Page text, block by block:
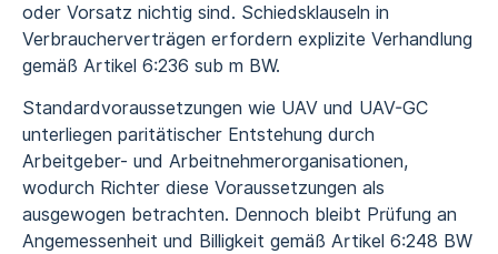
oder Vorsatz nichtig sind. Schiedsklauseln in
Verbraucherverträgen erfordern explizite Verhandlung
gemäß Artikel 6:236 sub m BW.
Standardvoraussetzungen wie UAV und UAV-GC
unterliegen paritätischer Entstehung durch
Arbeitgeber- und Arbeitnehmerorganisationen,
wodurch Richter diese Voraussetzungen als
ausgewogen betrachten. Dennoch bleibt Prüfung an
Angemessenheit und Billigkeit gemäß Artikel 6:248 BW